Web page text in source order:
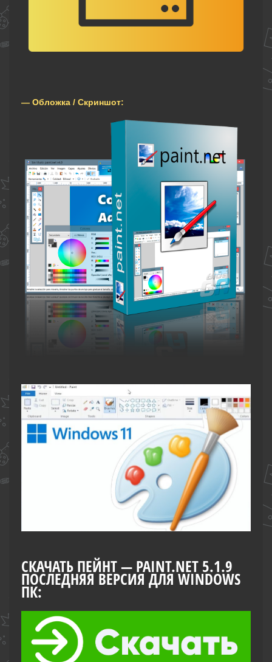
— Обложка / Скриншот:
СКАЧАТЬ ПЕЙНТ — PAINT.NET 5.1.9
ПОСЛЕДНЯЯ ВЕРСИЯ ДЛЯ WINDOWS
ПК: